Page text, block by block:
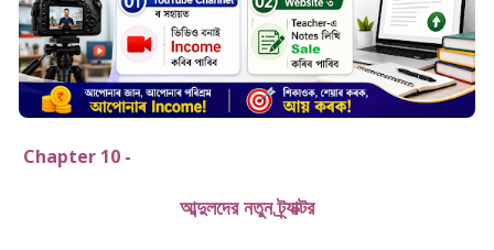
Chapter 10 -
আব্দুলদের নতুন ট্র্যাক্টর